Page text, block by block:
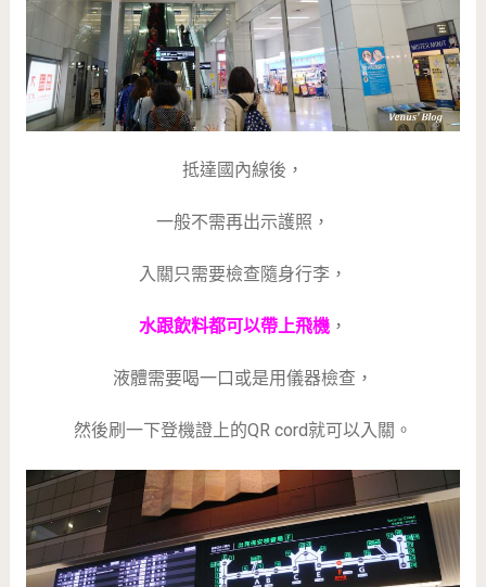
抵達國內線後，
一般不需再出示護照，
入關只需要檢查隨身行李，
水跟飲料都可以帶上飛機，
液體需要喝一口或是用儀器檢查，
然後刷一下登機證上的QR cord就可以入關。